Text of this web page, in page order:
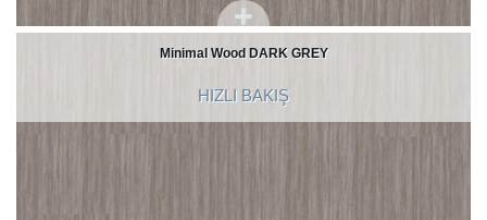
Minimal Wood DARK GREY
HIZLI BAKIŞ